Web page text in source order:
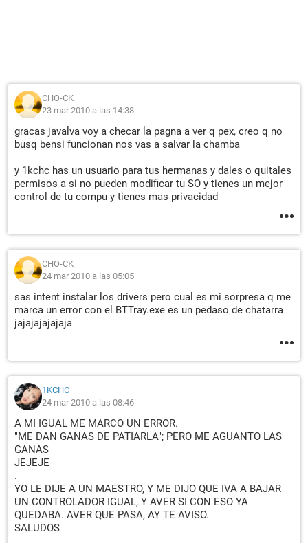
CHO-CK
23 mar 2010 a las 14:38
gracas javalva voy a checar la pagna a ver q pex, creo q no
busq bensi funcionan nos vas a salvar la chamba
y 1kchc has un usuario para tus hermanas y dales o quitales
permisos a si no pueden modificar tu SO y tienes un mejor
control de tu compu y tienes mas privacidad
CHO-CK
24 mar 2010 a las 05:05
sas intent instalar los drivers pero cual es mi sorpresa q me
marca un error con el BTTray.exe es un pedaso de chatarra
jajajajajajaja
1KCHC
24 mar 2010 a las 08:46
A MI IGUAL ME MARCO UN ERROR.
"ME DAN GANAS DE PATIARLA"; PERO ME AGUANTO LAS
GANAS
JEJEJE
.
YO LE DIJE A UN MAESTRO, Y ME DIJO QUE IVA A BAJAR
UN CONTROLADOR IGUAL, Y AVER SI CON ESO YA
QUEDABA. AVER QUE PASA, AY TE AVISO.
SALUDOS